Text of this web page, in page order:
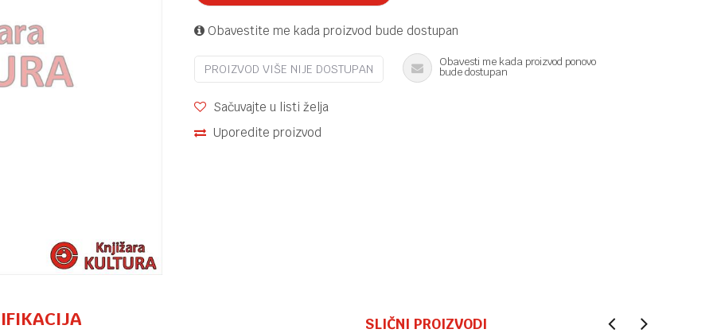
Obavestite me kada proizvod bude dostupan
PROIZVOD VIŠE NIJE DOSTUPAN
Obavesti me kada proizvod ponovo
bude dostupan
Sačuvajte u listi želja
Uporedite proizvod
SLIČNI PROIZVODI